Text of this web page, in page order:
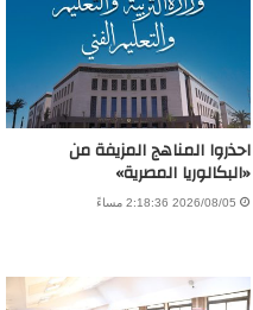
احذروا المناهج المزيفة من
«البكالوريا المصرية»
2026/08/05 2:18:36 مساءً